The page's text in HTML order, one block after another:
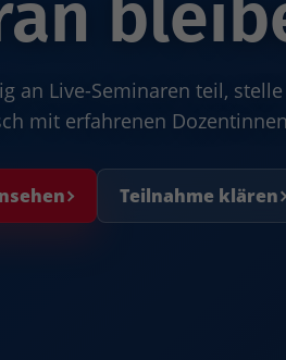
an Live-Seminaren teil,
mit erfahrenen
Teilnahme klären